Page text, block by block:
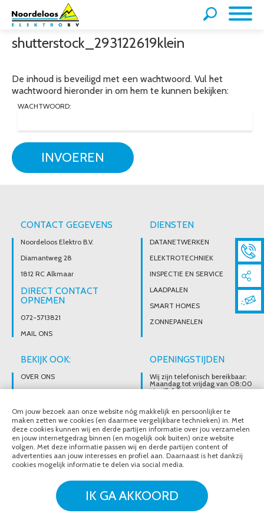
shutterstock_293122619klein
De inhoud is beveiligd met een wachtwoord. Vul het
wachtwoord hieronder in om hem te kunnen bekijken:
WACHTWOORD:
INVOEREN
CONTACT GEGEVENS
Noordeloos Elektro B.V.
Diamantweg 28
1812 RC Alkmaar
DIRECT CONTACT
OPNEMEN
072-5713821
MAIL ONS
DIENSTEN
DATANETWERKEN
ELEKTROTECHNIEK
INSPECTIE EN SERVICE
LAADPALEN
SMART HOMES
ZONNEPANELEN
BEKIJK OOK:
OVER ONS
VACATURES
OPENINGSTIJDEN
Wij zijn telefonisch bereikbaar:
Maandag tot vrijdag van 08:00
t/m 17:00 uur
particuliere verkoop.
Afhalen van materialen is
alleen mogelijk na telefonisch
contact.
Over ons
Brochures
Vacatures
Om jouw bezoek aan onze website nóg makkelijk en persoonlijker te
maken zetten we cookies (en daarmee vergelijkbare technieken) in. Met
deze cookies kunnen wij en derde partijen informatie over jou verzamelen
en jouw internetgedrag binnen (en mogelijk ook buiten) onze website
volgen. Met deze informatie passen wij en derde partijen content of
advertenties aan jouw interesses en profiel aan. Daarnaast is het dankzij
cookies mogelijk informatie te delen via social media.
IK GA AKKOORD